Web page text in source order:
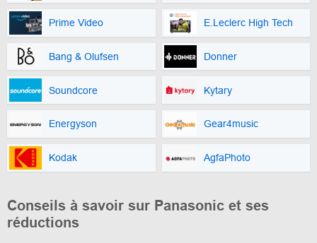
Prime Video E.Leclerc High Tech
Bang & Olufsen Donner
Soundcore Kytary
Energyson Gear4music
Kodak AgfaPhoto
Conseils à savoir sur Panasonic et ses
réductions